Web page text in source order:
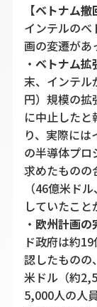
【ベトナム
インテルのベ
画の変遷があ
・ ベトナム拡
末、インテル
円）規模の拡
に中止した
り、実際には
の半導体プロ
求めたものの
（46億米ド
していたこと
・ 欧州計画の
ド政府は約
認したものの
米ドル（約
5,000人の人